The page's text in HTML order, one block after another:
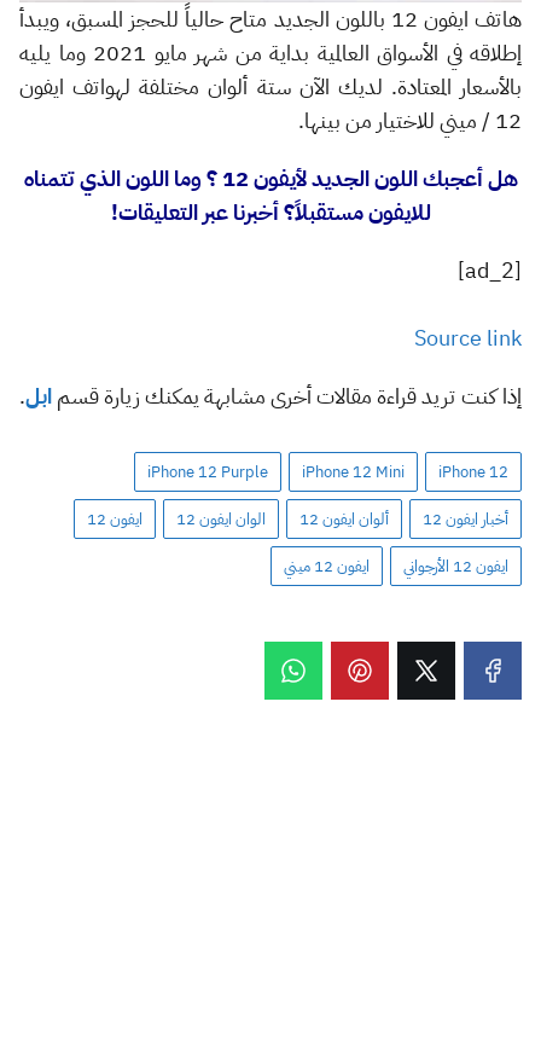
هاتف ايفون 12 باللون الجديد متاح حالياً للحجز المسبق، ويبدأ
إطلاقه في الأسواق العالمية بداية من شهر مايو 2021 وما يليه
بالأسعار المعتادة. لديك الآن ستة ألوان مختلفة لهواتف ايفون
12 / ميني للاختيار من بينها.
هل أعجبك اللون الجديد لأيفون 12 ؟ وما اللون الذي تتمناه
للايفون مستقبلاً؟ أخبرنا عبر التعليقات!
[ad_2]
Source link
إذا كنت تريد قراءة مقالات أخرى مشابهة يمكنك زيارة قسمابل.
iPhone 12
iPhone 12 Mini
iPhone 12 Purple
أخبار ايفون 12 ألوان ايفون 12 الوان ايفون 12 ايفون 12
ايفون 12 الأرجواني ايفون 12 ميني